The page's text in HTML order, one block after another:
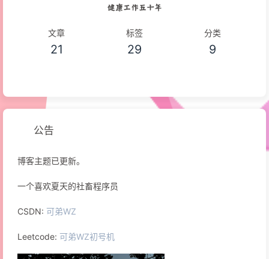
健康工作五十年
文章
21
标签
29
分类
9
公告
博客主题已更新。
一个喜欢夏天的社畜程序员
CSDN: 可弟WZ
Leetcode: 可弟WZ初号机